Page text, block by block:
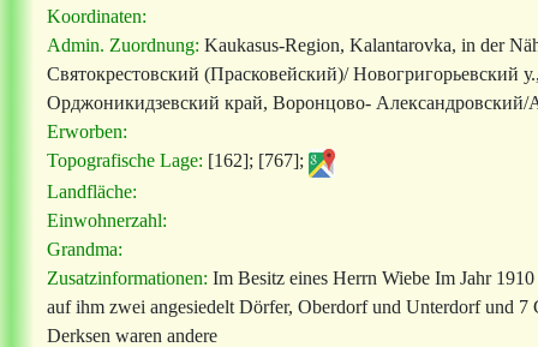
Koordinaten:
Admin. Zuordnung: Kaukasus-Region, Kalantarovka, in der
Святокрестовский (Прасковейский)/ Новогригорьевский
Орджоникидзевский край, Воронцово- Александровский/
Erworben:
Topografische Lage: [162]; [767];
Landfläche:
Einwohnerzahl:
Grandma:
Zusatzinformationen: Im Besitz eines Herrn Wiebe Im Jahr
auf ihm zwei angesiedelt Dörfer, Oberdorf und Unterdorf und
Derksen waren andere